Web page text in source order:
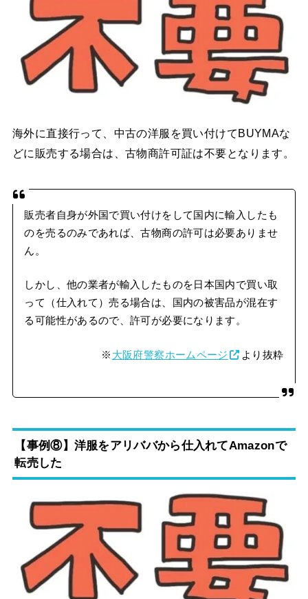
海外に直接行って、中古の洋服を買い付けてBUYMAな
どに販売する場合は、古物商許可証は不要となります。
販売者自身が外国で買い付けをして国内に輸入したも
のを売るのみであれば、古物商の許可は必要ありませ
ん。
しかし、他の業者が輸入したものを日本国内で買い取
って（仕入れて）売る場合は、国内の被害品が混在す
る可能性があるので、許可が必要になります。
※ 大阪府警察ホームページ より抜粋
【事例⑧】洋服をアリババから仕入れてAmazonで
転売した